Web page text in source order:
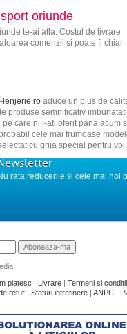
oriunde
te-ai afla. Costul de livrare
comenzii si poate fi chiar
lenjerie.roaduce un plus de
produse semnificativ
care ni l-ati oferit pana acum
cele mai frumoase
cu grija special pentru voi.
rata reducerile si cele mai noi
platesc | Livrare | Termeni si conditii
retur | Sfaturi intretinere | ANPC |